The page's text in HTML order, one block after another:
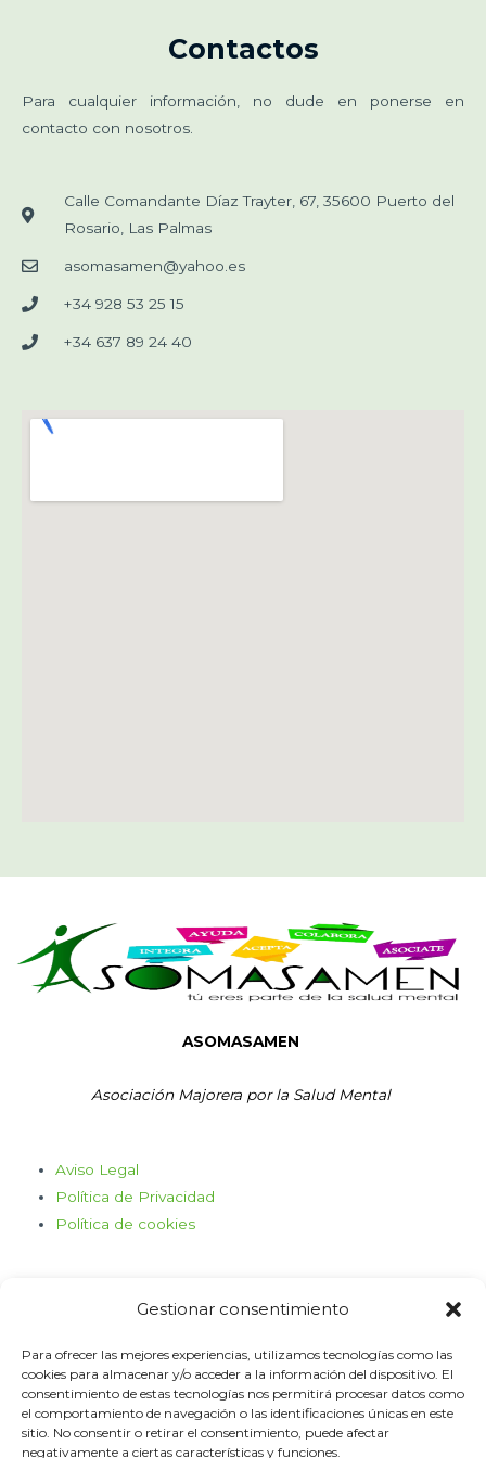
Gestionar consentimiento
Para ofrecer las mejores experiencias, utilizamos tecnologías como las
cookies para almacenar y/o acceder a la información del dispositivo. El
consentimiento de estas tecnologías nos permitirá procesar datos como
el comportamiento de navegación o las identificaciones únicas en este
sitio. No consentir o retirar el consentimiento, puede afectar
negativamente a ciertas características y funciones.
Contactos
Para cualquier información, no dude en ponerse en
contacto con nosotros.
Calle Comandante Díaz Trayter, 67, 35600 Puerto del
Rosario, Las Palmas
asomasamen@yahoo.es
+34 928 53 25 15
+34 637 89 24 40
ASOMASAMEN
Asociación Majorera por la Salud Mental
Aviso Legal
Política de Privacidad
Política de cookies
Haz clic para aceptar cookies de
marketing y permitir este contenido